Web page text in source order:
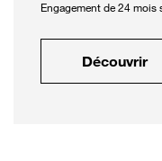
Engagement de 24 mois
Découvrir